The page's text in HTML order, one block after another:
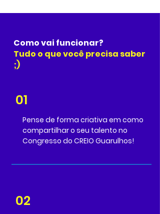
Como vai funcionar?
Tudo o que você precisa saber
;)
01
Pense de forma criativa em como
compartilhar o seu talento no
Congresso do CREIO Guarulhos!
02